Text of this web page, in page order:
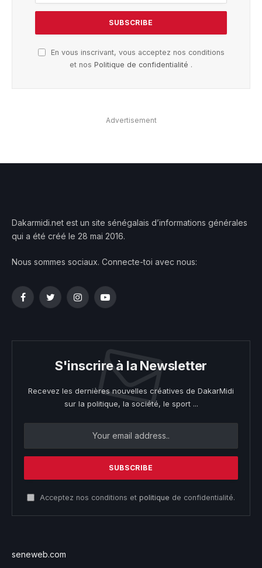
En vous inscrivant, vous acceptez nos conditions
et nos Politique de confidentialité .
Advertisement
Dakarmidi.net est un site sénégalais d’informations générales
qui a été créé le 28 mai 2016.
Nous sommes sociaux. Connecte-toi avec nous:
FacebookTwitterInstagramYouTube
S'inscrire à la Newsletter
Recevez les dernières nouvelles créatives de DakarMidi
sur la politique, la société, le sport ...
Acceptez nos conditions et politique de confidentialité.
seneweb.com